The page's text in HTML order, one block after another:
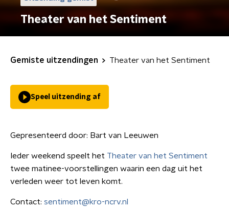
Theater van het Sentiment
Gemiste uitzendingen Theater van het Sentiment
Speel uitzending af
Gepresenteerd door: Bart van Leeuwen
Ieder weekend speelt het Theater van het Sentiment
twee matinee-voorstellingen waarin een dag uit het
verleden weer tot leven komt.
Contact: sentiment@kro-ncrv.nl